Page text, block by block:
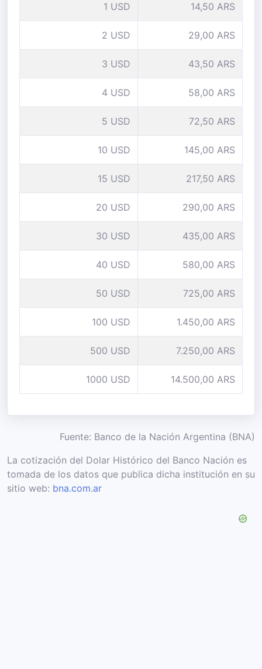
1 USD 14,50 ARS
2 USD 29,00 ARS
3 USD 43,50 ARS
4 USD 58,00 ARS
5 USD 72,50 ARS
10 USD 145,00 ARS
15 USD 217,50 ARS
20 USD 290,00 ARS
30 USD 435,00 ARS
40 USD 580,00 ARS
50 USD 725,00 ARS
100 USD 1.450,00 ARS
500 USD 7.250,00 ARS
1000 USD 14.500,00 ARS
Fuente: Banco de la Nación Argentina (BNA)
La cotización del Dolar Histórico del Banco Nación es
tomada de los datos que publica dicha institución en su
sitio web: bna.com.ar